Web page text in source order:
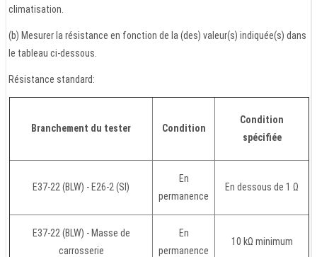
climatisation.
(b) Mesurer la résistance en fonction de la (des) valeur(s) indiquée(s) dans
le tableau ci-dessous.
Résistance standard:
Branchement du tester Condition
Condition
spécifiée
E37-22 (BLW) - E26-2 (SI)
En
permanence
En dessous de 1 Ω
E37-22 (BLW) - Masse de
carrosserie
En
permanence
10 kΩ minimum